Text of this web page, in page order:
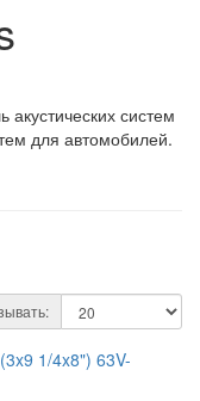
систем
для автомобилей.